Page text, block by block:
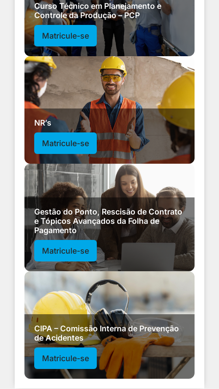
Curso Técnico em Planejamento e
Controle da Produção – PCP
Matricule-se
NR’s
Matricule-se
Gestão do Ponto, Rescisão de Contrato
e Tópicos Avançados da Folha de
Pagamento
Matricule-se
CIPA – Comissão Interna de Prevenção
de Acidentes
Matricule-se